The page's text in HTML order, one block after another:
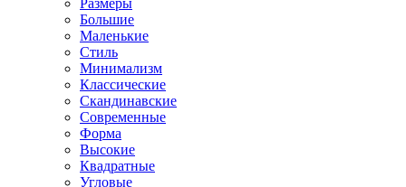
Размеры
Большие
Маленькие
Стиль
Минимализм
Классические
Скандинавские
Современные
Форма
Высокие
Квадратные
Угловые